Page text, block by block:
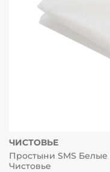
ЧИСТОВЬЕ
Простыни SMS Белые
Чистовье